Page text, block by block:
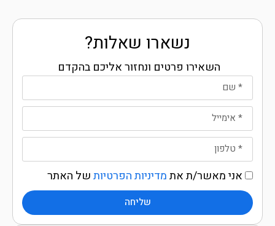
נשארו שאלות?
השאירו פרטים ונחזור אליכם בהקדם
אני מאשר/ת אתמדיניות הפרטיותשל האתר
שליחה